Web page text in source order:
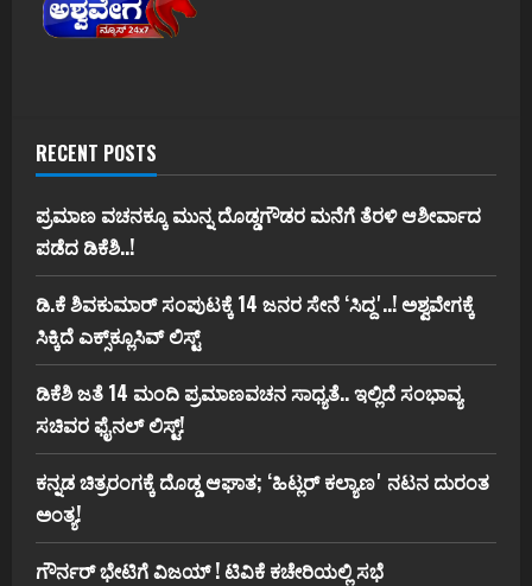
RECENT POSTS
ಪ್ರಮಾಣ ವಚನಕ್ಕೂ ಮುನ್ನ ದೊಡ್ಡಗೌಡರ ಮನೆಗೆ ತೆರಳಿ ಆಶೀರ್ವಾದ
ಪಡೆದ ಡಿಕೆಶಿ..!
ಡಿ.ಕೆ ಶಿವಕುಮಾರ್‌ ಸಂಪುಟಕ್ಕೆ 14 ಜನರ ಸೇನೆ ʻಸಿದ್ದʼ..! ಅಶ್ವವೇಗಕ್ಕೆ
ಸಿಕ್ಕಿದೆ ಎಕ್ಸ್‌ಕ್ಲೂಸಿವ್‌ ಲಿಸ್ಟ್‌
ಡಿಕೆಶಿ ಜತೆ 14 ಮಂದಿ ಪ್ರಮಾಣವಚನ ಸಾಧ್ಯತೆ.. ಇಲ್ಲಿದೆ ಸಂಭಾವ್ಯ
ಸಚಿವರ ಫೈನಲ್ ಲಿಸ್ಟ್‌!
ಕನ್ನಡ ಚಿತ್ರರಂಗಕ್ಕೆ ದೊಡ್ಡ ಆಘಾತ; ʻಹಿಟ್ಲರ್ ಕಲ್ಯಾಣʼ ನಟನ ದುರಂತ
ಅಂತ್ಯ!
ಗೌರ್ನರ್‌ ಭೇಟಿಗೆ ವಿಜಯ್‌ ! ಟಿವಿಕೆ ಕಚೇರಿಯಲ್ಲಿ ಸಭೆ